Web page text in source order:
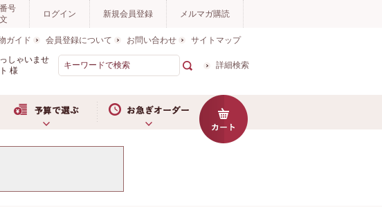
号
ログイン 新規会員登録 メルマガ購読
ガイド 会員登録について お問い合わせ
サイトマップ
しゃいませ
様
詳細検索